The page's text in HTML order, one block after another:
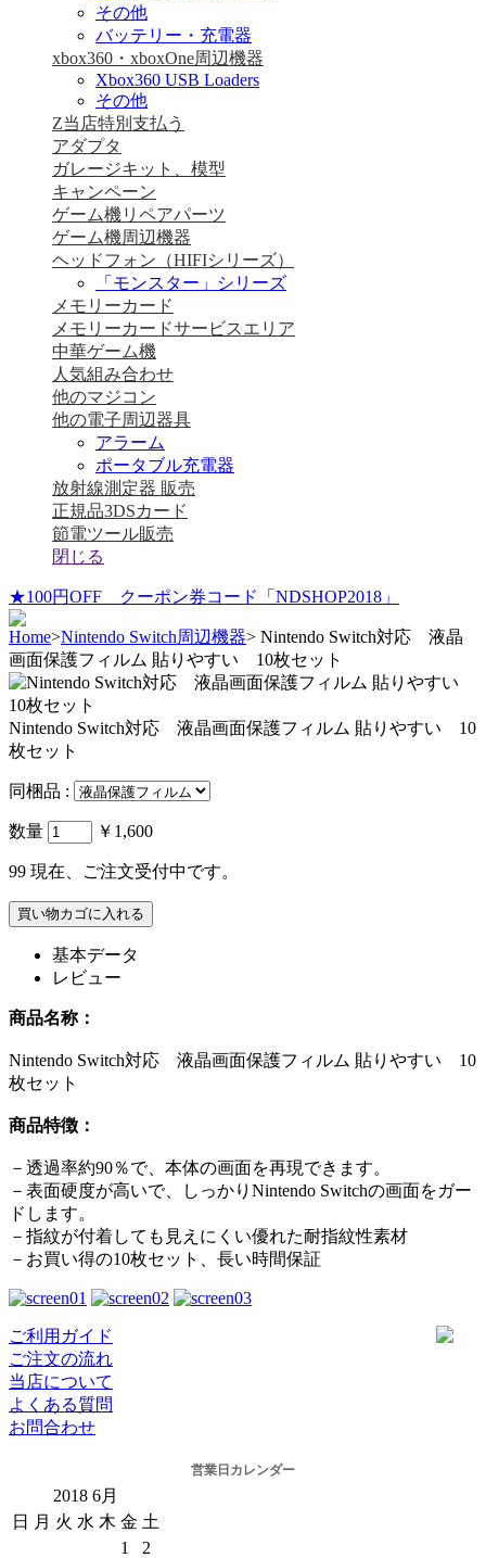
その他
バッテリー・充電器
xbox360・xboxOne周辺機器
Xbox360 USB Loaders
その他
Z当店特別支払う
アダプタ
ガレージキット、模型
キャンペーン
ゲーム機リペアパーツ
ゲーム機周辺機器
ヘッドフォン（HIFIシリーズ）
「モンスター」シリーズ
メモリーカード
メモリーカードサービスエリア
中華ゲーム機
人気組み合わせ
他のマジコン
他の電子周辺器具
アラーム
ポータブル充電器
放射線測定器 販売
正規品3DSカード
節電ツール販売
閉じる
★100円OFF クーポン券コード「NDSHOP2018」
Home>Nintendo Switch周辺機器> Nintendo Switch対応 液晶
画面保護フィルム 貼りやすい 10枚セット
Nintendo Switch対応 液晶画面保護フィルム 貼りやすい 10
枚セット
同梱品 :
数量 ￥1,600
99 現在、ご注文受付中です。
基本データ
レビュー
商品名称：
Nintendo Switch対応 液晶画面保護フィルム 貼りやすい 10
枚セット
商品特徴：
－透過率約90％で、本体の画面を再現できます。
－表面硬度が高いで、しっかりNintendo Switchの画面をガー
ドします。
－指紋が付着しても見えにくい優れた耐指紋性素材
－お買い得の10枚セット、長い時間保証
ご利用ガイド
ご注文の流れ
当店について
よくある質問
お問合わせ
営業日カレンダー
2018 6月
日
月 火 水 木 金 土
1
2